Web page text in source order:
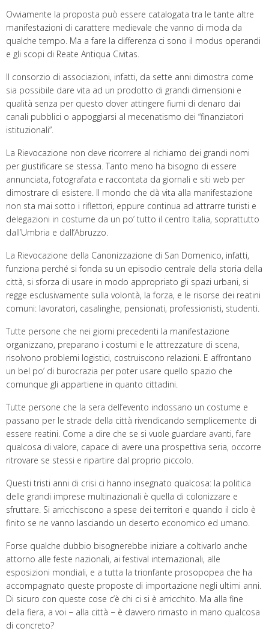
Ovviamente la proposta può essere catalogata tra le tante altre
manifestazioni di carattere medievale che vanno di moda da
qualche tempo. Ma a fare la differenza ci sono il modus operandi
e gli scopi di Reate Antiqua Civitas.
Il consorzio di associazioni, infatti, da sette anni dimostra come
sia possibile dare vita ad un prodotto di grandi dimensioni e
qualità senza per questo dover attingere fiumi di denaro dai
canali pubblici o appoggiarsi al mecenatismo dei “finanziatori
istituzionali”.
La Rievocazione non deve ricorrere al richiamo dei grandi nomi
per giustificare se stessa. Tanto meno ha bisogno di essere
annunciata, fotografata e raccontata da giornali e siti web per
dimostrare di esistere. Il mondo che dà vita alla manifestazione
non sta mai sotto i riflettori, eppure continua ad attrarre turisti e
delegazioni in costume da un po’ tutto il centro Italia, soprattutto
dall’Umbria e dall’Abruzzo.
La Rievocazione della Canonizzazione di San Domenico, infatti,
funziona perché si fonda su un episodio centrale della storia della
città, si sforza di usare in modo appropriato gli spazi urbani, si
regge esclusivamente sulla volontà, la forza, e le risorse dei reatini
comuni: lavoratori, casalinghe, pensionati, professionisti, studenti.
Tutte persone che nei giorni precedenti la manifestazione
organizzano, preparano i costumi e le attrezzature di scena,
risolvono problemi logistici, costruiscono relazioni. E affrontano
un bel po’ di burocrazia per poter usare quello spazio che
comunque gli appartiene in quanto cittadini.
Tutte persone che la sera dell’evento indossano un costume e
passano per le strade della città rivendicando semplicemente di
essere reatini. Come a dire che se si vuole guardare avanti, fare
qualcosa di valore, capace di avere una prospettiva seria, occorre
ritrovare se stessi e ripartire dal proprio piccolo.
Questi tristi anni di crisi ci hanno insegnato qualcosa: la politica
delle grandi imprese multinazionali è quella di colonizzare e
sfruttare. Si arricchiscono a spese dei territori e quando il ciclo è
finito se ne vanno lasciando un deserto economico ed umano.
Forse qualche dubbio bisognerebbe iniziare a coltivarlo anche
attorno alle feste nazionali, ai festival internazionali, alle
esposizioni mondiali, e a tutta la trionfante prosopopea che ha
accompagnato queste proposte di importazione negli ultimi anni.
Di sicuro con queste cose c’è chi ci si è arricchito. Ma alla fine
della fiera, a voi − alla città − è davvero rimasto in mano qualcosa
di concreto?